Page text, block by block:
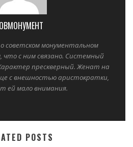
советском монументальном
что с ним связано. Системный
прескверный. Женат на
с внешностью аристократки,
ей мало внимания.
POSTS